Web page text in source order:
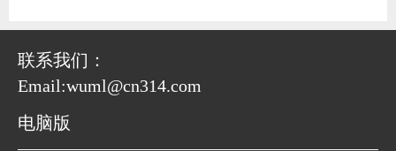
联系我们：
Email:wuml@cn314.com
电脑版